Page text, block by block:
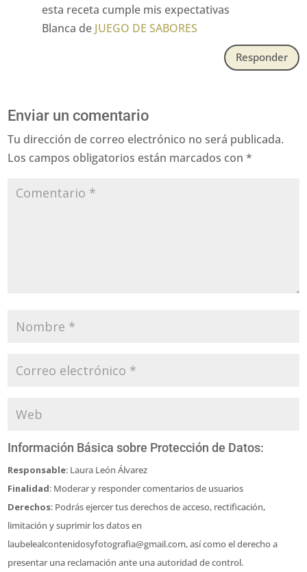
esta receta cumple mis expectativas
Blanca de JUEGO DE SABORES
Responder
Enviar un comentario
Tu dirección de correo electrónico no será publicada.
Los campos obligatorios están marcados con*
Información Básica sobre Protección de Datos:
Responsable: Laura León Álvarez
Finalidad: Moderar y responder comentarios de usuarios
Derechos: Podrás ejercer tus derechos de acceso, rectificación,
limitación y suprimir los datos en
laubelealcontenidosyfotografia@gmail.com, así como el derecho a
presentar una reclamación ante una autoridad de control.